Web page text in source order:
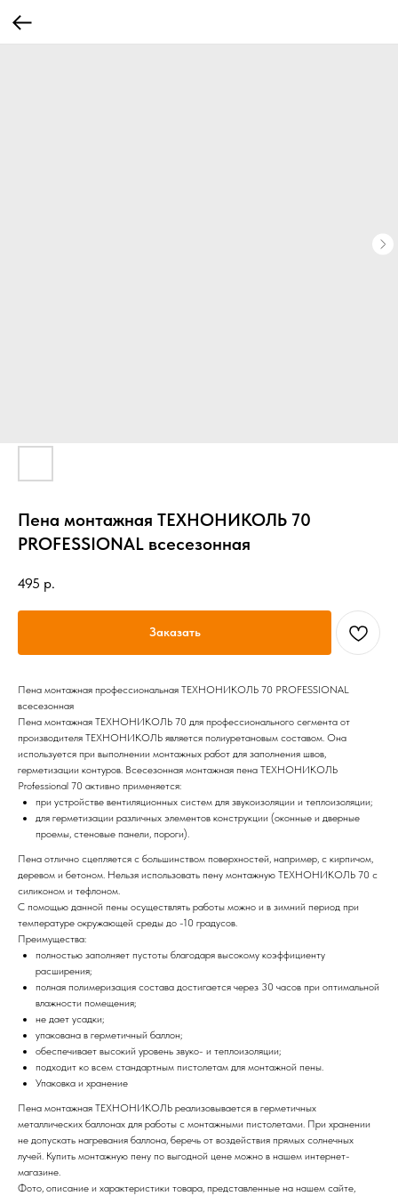
Пена монтажная ТЕХНОНИКОЛЬ 70
PROFESSIONAL всесезонная
495 р.
Заказать
Пена монтажная профессиональная ТЕХНОНИКОЛЬ 70 PROFESSIONAL
всесезонная
Пена монтажная ТЕХНОНИКОЛЬ 70 для профессионального сегмента от
производителя ТЕХНОНИКОЛЬ является полиуретановым составом. Она
используется при выполнении монтажных работ для заполнения швов,
герметизации контуров. Всесезонная монтажная пена ТЕХНОНИКОЛЬ
Professional 70 активно применяется:
при устройстве вентиляционных систем для звукоизоляции и теплоизоляции;
для герметизации различных элементов конструкции (оконные и дверные
проемы, стеновые панели, пороги).
Пена отлично сцепляется с большинством поверхностей, например, с кирпичом,
деревом и бетоном. Нельзя использовать пену монтажную ТЕХНОНИКОЛЬ 70 с
силиконом и тефлоном.
С помощью данной пены осуществлять работы можно и в зимний период при
температуре окружающей среды до -10 градусов.
Преимущества:
полностью заполняет пустоты благодаря высокому коэффициенту
расширения;
полная полимеризация состава достигается через 30 часов при оптимальной
влажности помещения;
не дает усадки;
упакована в герметичный баллон;
обеспечивает высокий уровень звуко- и теплоизоляции;
подходит ко всем стандартным пистолетам для монтажной пены.
Упаковка и хранение
Пена монтажная ТЕХНОНИКОЛЬ реализовывается в герметичных
металлических баллонах для работы с монтажными пистолетами. При хранении
не допускать нагревания баллона, беречь от воздействия прямых солнечных
лучей. Купить монтажную пену по выгодной цене можно в нашем интернет-
магазине.
Фото, описание и характеристики товара, представленные на нашем сайте,